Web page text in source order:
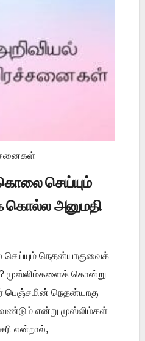
செய்யும்
கொல்ல அனுமதி
செய்யும் நெதன்யாகுவைக்
முஸ்லிம்களைக் கொன்று
பெஞ்சமின் நெதன்யாகு
என்று முஸ்லிம்கள்
என்றால்,